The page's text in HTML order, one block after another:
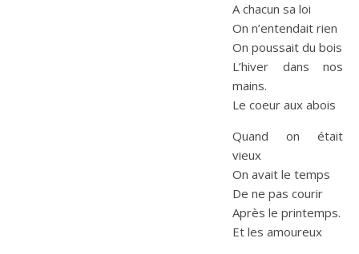
A chacun sa loi
On n’entendait rien
On poussait du bois
L’hiver dans nos
mains.
Le coeur aux abois
Quand on était
vieux
On avait le temps
De ne pas courir
Après le printemps.
Et les amoureux